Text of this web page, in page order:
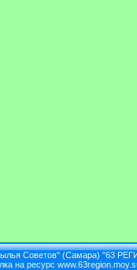
Советов" (Самара) "63
на ресурс